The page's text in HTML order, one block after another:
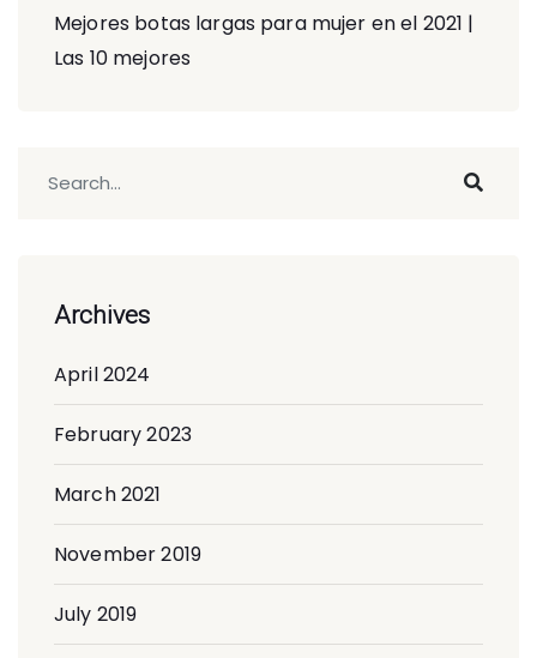
Mejores botas largas para mujer en el 2021 |
Las 10 mejores
Archives
April 2024
February 2023
March 2021
November 2019
July 2019